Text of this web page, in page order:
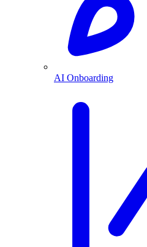
AI Onboarding